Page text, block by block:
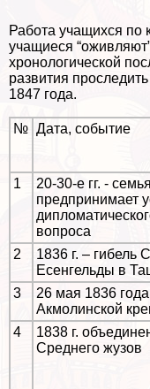
Работа учащихся по
учащиеся
хронологической
развития
1847 года.
№ Дата, событие
1
20-30-е гг. -
предпринимает
вопроса
2
1836 г. – гибель
Есенгельды в
3
26 мая 1836
Акмолинской
4
1838 г.
Среднего жузов